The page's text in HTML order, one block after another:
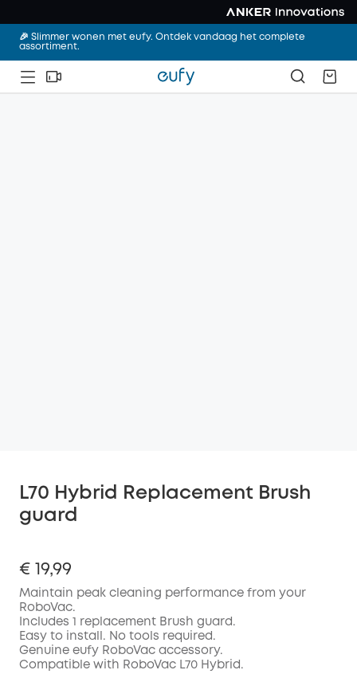
🎉 Slimmer wonen met eufy. Ontdek vandaag het complete
assortiment.
L70 Hybrid Replacement Brush
guard
€ 19,99
Maintain peak cleaning performance from your
RoboVac.
Includes 1 replacement Brush guard.
Easy to install. No tools required.
Genuine eufy RoboVac accessory.
Compatible with RoboVac L70 Hybrid.